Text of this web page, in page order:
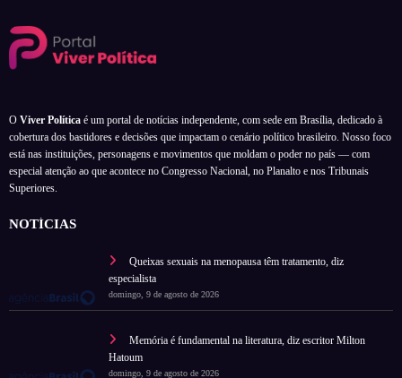
O Viver Política é um portal de notícias independente, com sede em Brasília, dedicado à
cobertura dos bastidores e decisões que impactam o cenário político brasileiro. Nosso foco
está nas instituições, personagens e movimentos que moldam o poder no país — com
especial atenção ao que acontece no Congresso Nacional, no Planalto e nos Tribunais
Superiores.
NOTÍCIAS
Queixas sexuais na menopausa têm tratamento, diz
especialista
domingo, 9 de agosto de 2026
Memória é fundamental na literatura, diz escritor Milton
Hatoum
domingo, 9 de agosto de 2026